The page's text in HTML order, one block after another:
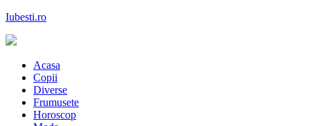
Skip
content
Iubesti.ro
astazi
Acasa
Copii
Diverse
Frumusete
Horoscop